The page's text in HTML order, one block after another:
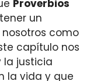
Proverbios
un
como
capítulo nos
la justicia
la vida y que